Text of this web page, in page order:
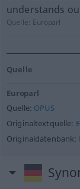
understands
Quelle: Europarl
Quelle
Europarl
Quelle: OPUS
Originaltextquelle:
Originaldatenbank: